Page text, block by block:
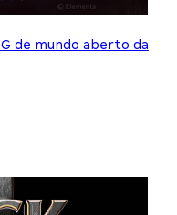
de mundo aberto da